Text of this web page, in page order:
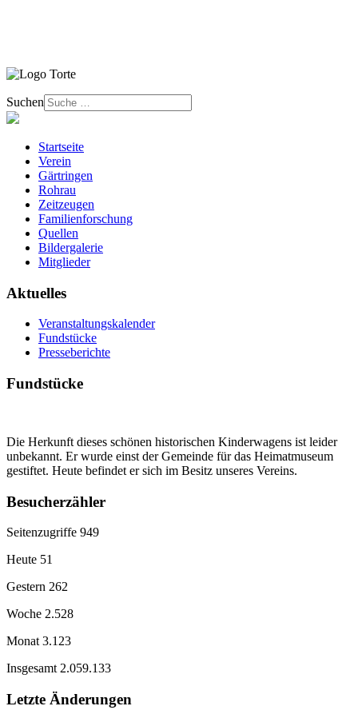
Suchen
Startseite
Verein
Gärtringen
Rohrau
Zeitzeugen
Familienforschung
Quellen
Bildergalerie
Mitglieder
Aktuelles
Veranstaltungskalender
Fundstücke
Presseberichte
Fundstücke
Die Herkunft dieses schönen historischen Kinderwagens ist leider
unbekannt. Er wurde einst der Gemeinde für das Heimatmuseum
gestiftet. Heute befindet er sich im Besitz unseres Vereins.
Besucherzähler
Seitenzugriffe 949
Heute 51
Gestern 262
Woche 2.528
Monat 3.123
Insgesamt 2.059.133
Letzte Änderungen